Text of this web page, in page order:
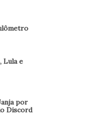
Lula e
por
Discord